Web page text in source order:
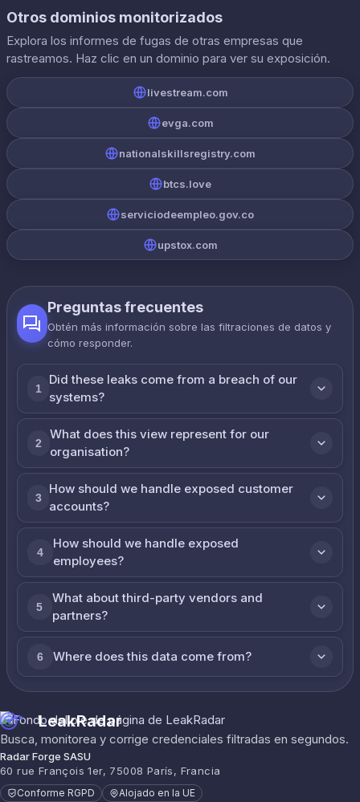
Otros dominios monitorizados
Explora los informes de fugas de otras empresas que
rastreamos. Haz clic en un dominio para ver su exposición.
livestream.com
evga.com
nationalskillsregistry.com
btcs.love
serviciodeempleo.gov.co
upstox.com
Preguntas frecuentes
Obtén más información sobre las filtraciones de datos y
cómo responder.
1
Did these leaks come from a breach of our
systems?
2
What does this view represent for our
organisation?
3
How should we handle exposed customer
accounts?
4
How should we handle exposed
employees?
5
What about third-party vendors and
partners?
6 Where does this data come from?
LeakRadar
Busca, monitorea y corrige credenciales filtradas en segundos.
Radar Forge SASU
60 rue François 1er, 75008 París, Francia
Conforme RGPD Alojado en la UE